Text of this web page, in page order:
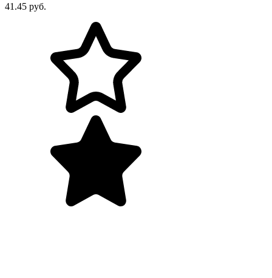
41.45 руб.